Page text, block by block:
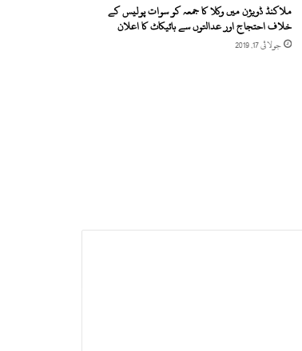
ملاکنڈ ڈویژن میں وکلا کا جمعہ کو سوات پولیس کے
خلاف احتجاج اور عدالتوں سے بائیکاٹ کا اعلان
جولائی 17, 2019